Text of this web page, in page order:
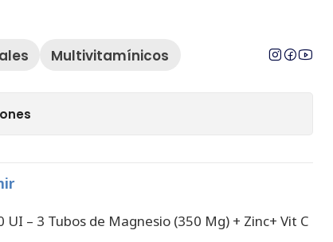
Multivitamínicos
– 3 Tubos de Magnesio (350 Mg) + Zinc+ Vit C